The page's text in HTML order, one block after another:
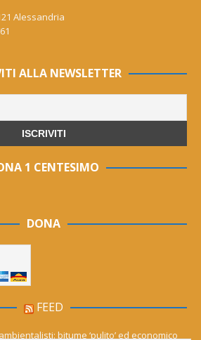
Alessandria
ALLA NEWSLETTER
1 CENTESIMO
DONA
FEED
bitume ‘pulito’ ed economico